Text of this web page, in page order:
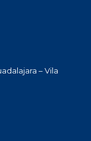
– Vila